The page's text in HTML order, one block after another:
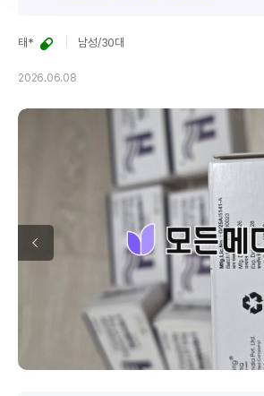
태* 남성/30대
2026.06.08